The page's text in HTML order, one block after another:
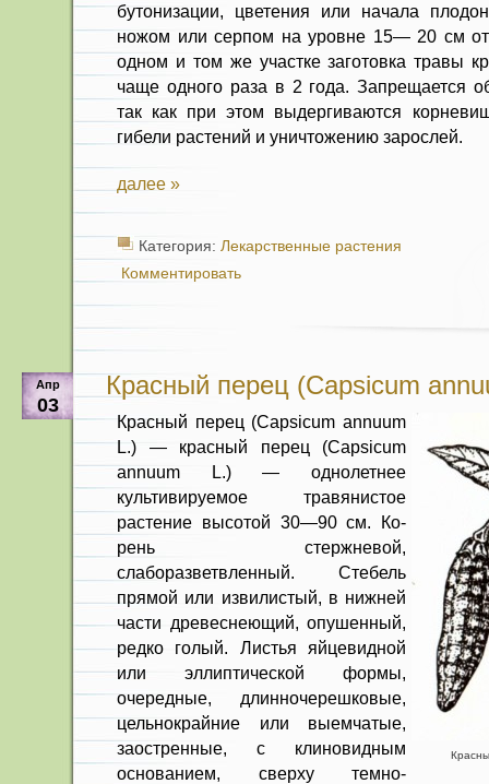
бутонизации, цветения или на­чала
ножом или серпом на уровне 15— 20 см
одном и том же участке заготовка травы
чаще одного раза в 2 года. Запрещается
так как при этом выдергиваются
гибели растений и уничтоже­нию зарослей.
далее »
Категория: Лекарственные растения
Комментировать
Апр
03
Красный перец (Capsicum
Красный перец (Capsicum annuum
L.) — красный перец (Capsicum
annuum L.) — однолетнее
культивируемое травянис­тое
растение высотой 30—90 см. Ко­
рень стержневой,
слаборазветвленный. Стебель
прямой или извилистый, в нижней
части древеснеющий, опушен­ный,
редко голый. Листья яйцевидной
или эллиптической формы,
очередные, длинночерешковые,
цельнокрайние или выемчатые,
заостренные, с клиновид­ным
основанием, сверху темно-